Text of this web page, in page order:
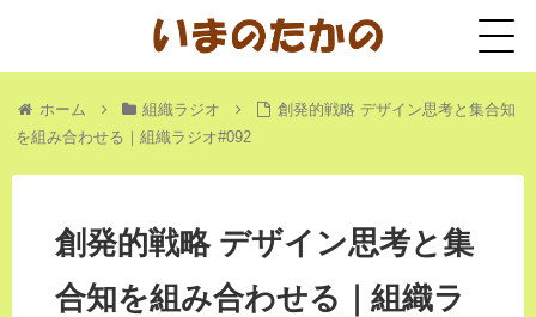
ホーム 組織ラジオ
創発的戦略 デザイン思考と集合知
を組み合わせる｜組織ラジオ#092
創発的戦略 デザイン思考と集
合知を組み合わせる｜組織ラ